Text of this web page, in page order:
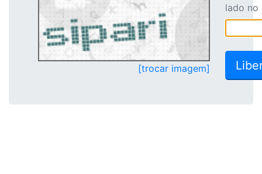
[trocar imagem]
lado no